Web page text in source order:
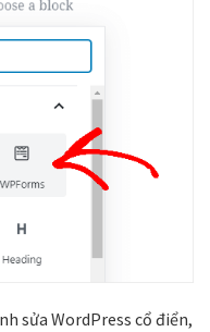
sửa WordPress cổ điển,